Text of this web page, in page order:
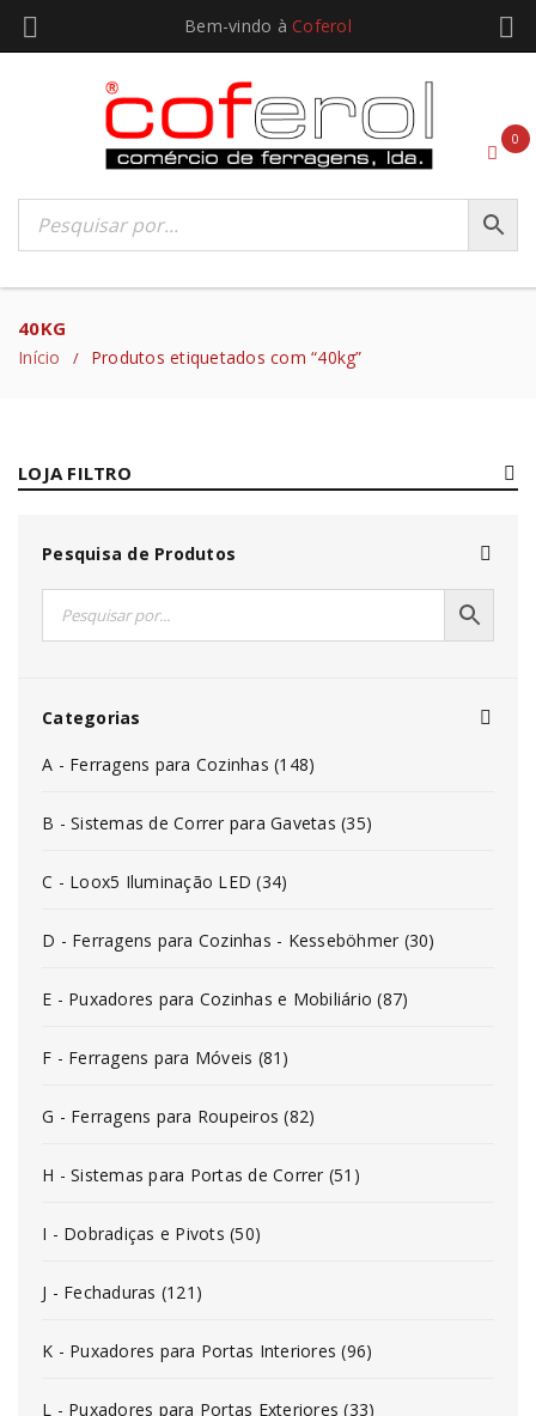
Bem-vindo à Coferol
0
40KG
Início / Produtos etiquetados com “40kg”
LOJA FILTRO
Pesquisa de Produtos
Categorias
A - Ferragens para Cozinhas (148)
B - Sistemas de Correr para Gavetas (35)
C - Loox5 Iluminação LED (34)
D - Ferragens para Cozinhas - Kesseböhmer (30)
E - Puxadores para Cozinhas e Mobiliário (87)
F - Ferragens para Móveis (81)
G - Ferragens para Roupeiros (82)
H - Sistemas para Portas de Correr (51)
I - Dobradiças e Pivots (50)
J - Fechaduras (121)
K - Puxadores para Portas Interiores (96)
L - Puxadores para Portas Exteriores (33)